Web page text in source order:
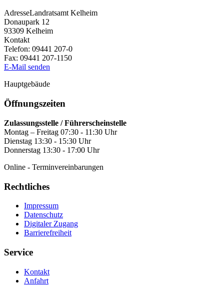
AdresseLandratsamt Kelheim
Donaupark 12
93309 Kelheim
Kontakt
Telefon: 09441 207-0
Fax: 09441 207-1150
E-Mail senden
Hauptgebäude
Öffnungszeiten
Zulassungsstelle / Führerscheinstelle
Montag – Freitag 07:30 - 11:30 Uhr
Dienstag 13:30 - 15:30 Uhr
Donnerstag 13:30 - 17:00 Uhr
Online - Terminvereinbarungen
Rechtliches
Impressum
Datenschutz
Digitaler Zugang
Barrierefreiheit
Service
Kontakt
Anfahrt